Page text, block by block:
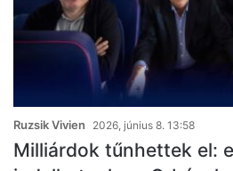
Ruzsik Vivien 2026, június 8. 13:58
Milliárdok tűnhettek el: